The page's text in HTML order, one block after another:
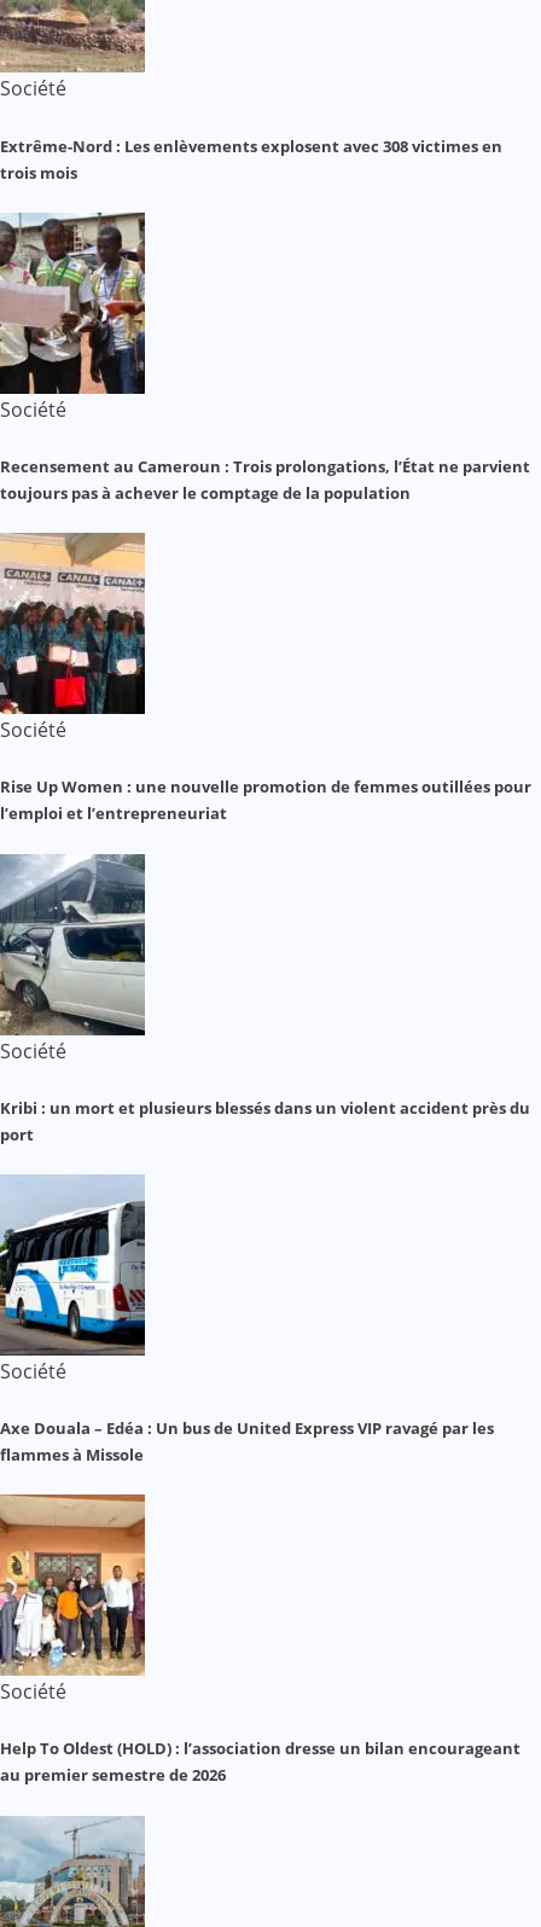
Société
Extrême-Nord : Les enlèvements explosent avec 308 victimes en
trois mois
Société
Recensement au Cameroun : Trois prolongations, l’État ne parvient
toujours pas à achever le comptage de la population
Société
Rise Up Women : une nouvelle promotion de femmes outillées pour
l’emploi et l’entrepreneuriat
Société
Kribi : un mort et plusieurs blessés dans un violent accident près du
port
Société
Axe Douala – Edéa : Un bus de United Express VIP ravagé par les
flammes à Missole
Société
Help To Oldest (HOLD) : l’association dresse un bilan encourageant
au premier semestre de 2026